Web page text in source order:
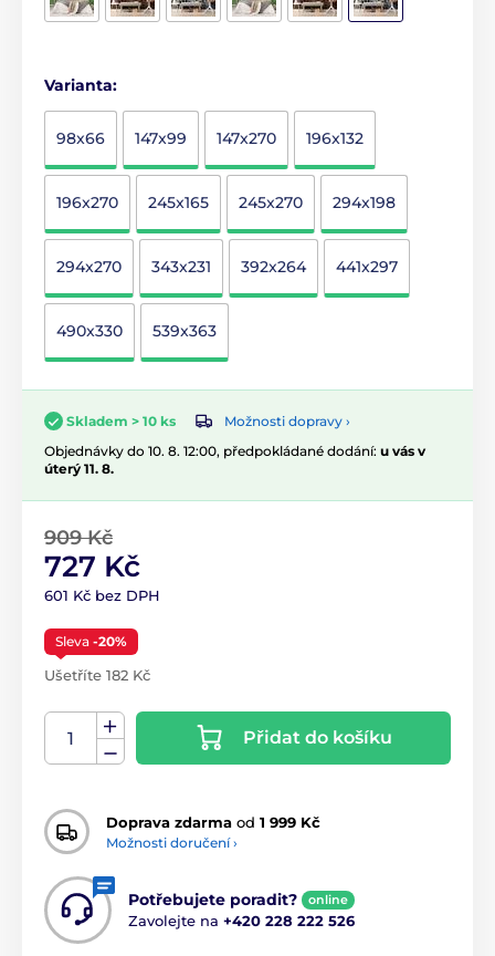
Varianta:
98x66 147x99 147x270 196x132
196x270 245x165 245x270 294x198
294x270 343x231 392x264 441x297
490x330 539x363
Skladem > 10 ks
Možnosti dopravy ›
Objednávky do 10. 8. 12:00, předpokládané dodání: u vás v
úterý 11. 8.
909 Kč
727 Kč
601 Kč bez DPH
Sleva -20%
Ušetříte 182 Kč
Přidat do košíku
Doprava zdarma od 1 999 Kč
Možnosti doručení ›
Potřebujete poradit? online
Zavolejte na +420 228 222 526